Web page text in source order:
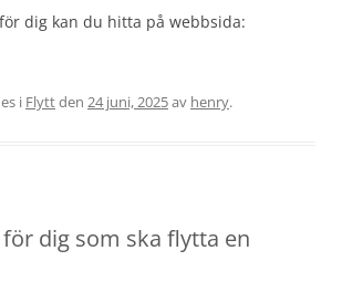
dig kan du hitta på webbsida:
i Flyttden 24 juni, 2025av henry.
dig som ska flytta en